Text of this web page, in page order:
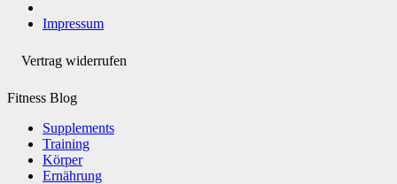
Impressum
Vertrag widerrufen
Fitness Blog
Supplements
Training
Körper
Ernährung